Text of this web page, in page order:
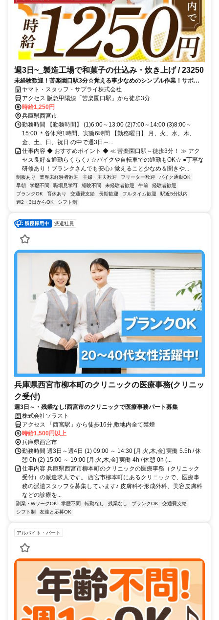
週3日~_製造工場で和菓子の仕込み・炊き上げ / 23250
未経験歓迎！苦楽園口駅3分☆覚える事少なめのシンプル作業！サポー
ト体制抜群◎面接1回＆履歴書不要◎土日メインで週3日～OK！
ヤマト・スタッフ・サプライ株式会社
アクセス 阪急甲陽線「苦楽園口駅」から徒歩3分
時給1,250円
兵庫県西宮市
勤務時間 【勤務時間】 (1)6:00～13:00 (2)7:00～14:00 (3)8:00～
15:00 ＊各休憩1時間、実働6時間 【勤務曜日】 月、火、水、木、
金、土、日、祝日 の中で週3日～...
仕事内容 ◆ おすすめポイント ◆ ≪ 苦楽園口駅～徒歩3分！ ≫ アク
セス良好＆通勤らくらく♪ ☆バイクや自転車での通勤もOK☆ ●丁寧な
研修あり！ブランクさんでも安心♪ 覚えること少なめ＆聞きや...
制服あり 業界未経験者歓迎 主婦・主夫歓迎 フリーター歓迎
バイク通勤OK
早朝
学歴不問 職場見学可 経験不問 未経験者歓迎 午前
経験者歓迎
ブランクOK
育休あり 交通費支給 長期歓迎 フルタイム歓迎
駅近5分以内
週2・3日からOK
シフト制
派遣社員
兵庫県西宮市柳本町のクリニックの医療事務(クリニッ
ク受付)
週3日～・残業なし!西宮市のクリニックで医療事務パート募集
株式会社ソラスト
アクセス 「西宮駅」から徒歩16分,敷地内全て禁煙
時給1,500円以上
兵庫県西宮市
勤務時間 週3日～週4日 (1) 09:00 ～ 14:30 [月,火,木,金] 実働 5.5h / 休
憩 0h (2) 15:00 ～ 19:00 [月,火,木,金] 実働 4h / 休憩 0h (...
仕事内容 兵庫県西宮市柳本町のクリニックの医療事務（クリニック
受付）の派遣求人です。 西宮市柳本町にあるクリニックで、医療事
務の派遣スタッフを募集しています♪ 皮膚科や形成外科、美容皮膚科
などの診療を...
副業・WワークOK 学歴不問 転勤なし 残業なし ブランクOK
交通費支給
シフト制
友達と応募OK
アルバイト・パート